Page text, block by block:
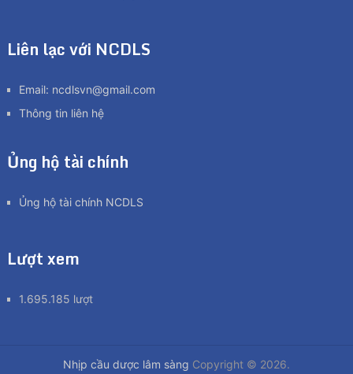
Liên lạc với NCDLS
Email: ncdlsvn@gmail.com
Thông tin liên hệ
Ủng hộ tài chính
Ủng hộ tài chính NCDLS
Lượt xem
1.695.185 lượt
Nhịp cầu dược lâm sàng Copyright © 2026.